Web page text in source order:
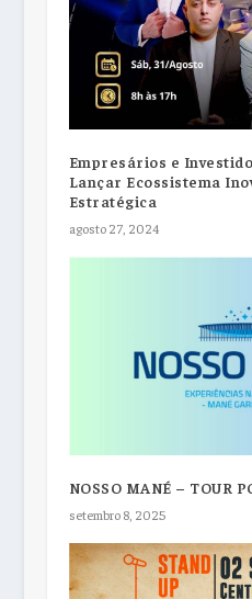
Empresários e
Lançar Ecossistema
Estratégica
agosto 27, 2024
NOSSO MANÉ – TOUR
setembro 8, 2025